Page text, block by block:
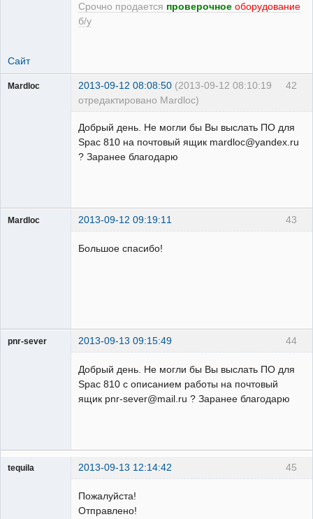
Срочно продается проверочное оборудование
б/у
Сайт
42
Mardloc 2013-09-12 08:08:50 (2013-09-12 08:10:19
отредактировано Mardloc)
Добрый день. Не могли бы Вы выслать ПО для
Spac 810 на почтовый ящик mardloc@yandex.ru
? Заранее благодарю
43
Mardloc 2013-09-12 09:19:11
Большое спасибо!
44
pnr-sever 2013-09-13 09:15:49
Добрый день. Не могли бы Вы выслать ПО для
Spac 810 с описанием работы на почтовый
ящик pnr-sever@mail.ru ? Заранее благодарю
45
tequila 2013-09-13 12:14:42
Пожалуйста!
Отправлено!